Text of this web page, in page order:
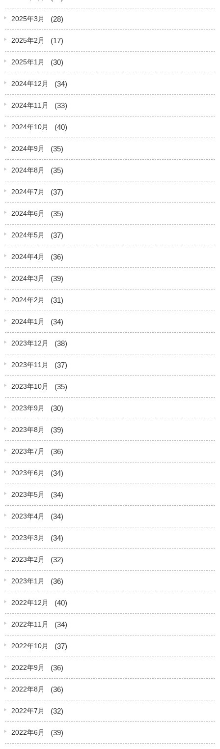
2025年3月 (28)
2025年2月 (17)
2025年1月 (30)
2024年12月 (34)
2024年11月 (33)
2024年10月 (40)
2024年9月 (35)
2024年8月 (35)
2024年7月 (37)
2024年6月 (35)
2024年5月 (37)
2024年4月 (36)
2024年3月 (39)
2024年2月 (31)
2024年1月 (34)
2023年12月 (38)
2023年11月 (37)
2023年10月 (35)
2023年9月 (30)
2023年8月 (39)
2023年7月 (36)
2023年6月 (34)
2023年5月 (34)
2023年4月 (34)
2023年3月 (34)
2023年2月 (32)
2023年1月 (36)
2022年12月 (40)
2022年11月 (34)
2022年10月 (37)
2022年9月 (36)
2022年8月 (36)
2022年7月 (32)
2022年6月 (39)